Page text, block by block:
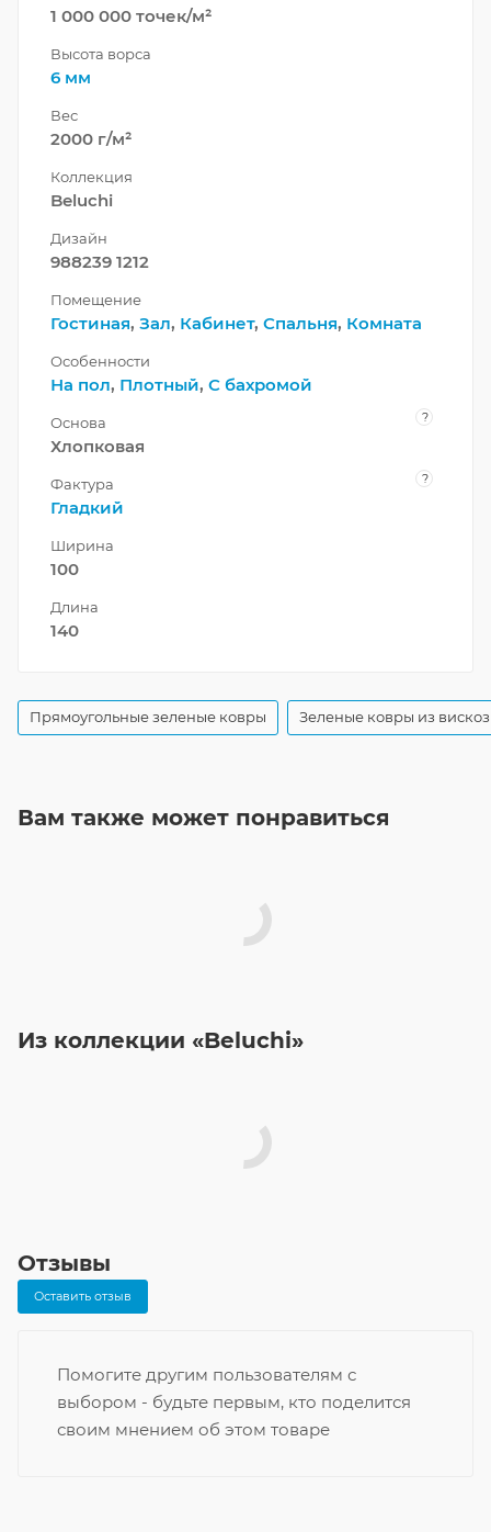
1 000 000 точек/м²
Высота ворса
6 мм
Вес
2000 г/м²
Коллекция
Beluchi
Дизайн
988239 1212
Помещение
Гостиная, Зал, Кабинет, Спальня, Комната
Особенности
На пол, Плотный, С бахромой
Основа ?
Хлопковая
Фактура ?
Гладкий
Ширина
100
Длина
140
Прямоугольные зеленые ковры Зеленые ковры из
Вам также может понравиться
Из коллекции «Beluchi»
Отзывы
Оставить отзыв
Помогите другим пользователям с
выбором - будьте первым, кто поделится
своим мнением об этом товаре